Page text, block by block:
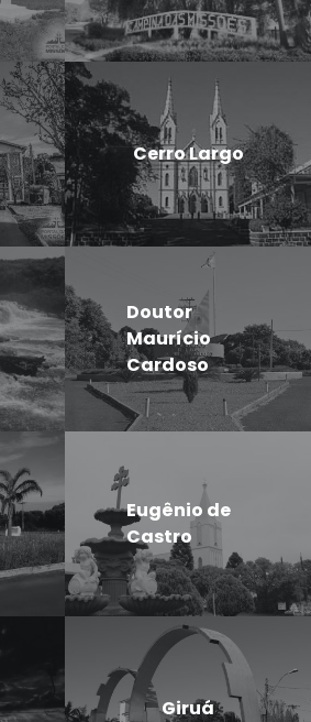
Cerro Largo
Doutor
Maurício
Cardoso
Eugênio de
Castro
Giruá